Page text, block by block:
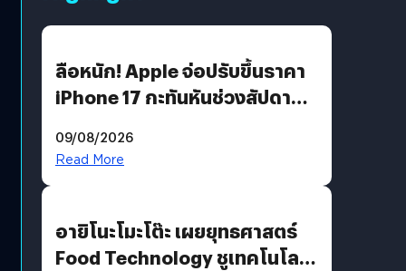
ลือหนัก! Apple จ่อปรับขึ้นราคา
iPhone 17 กะทันหันช่วงสัปดาห์ที่
09/08/2026
Read More
อายิโนะโมะโต๊ะ เผยยุทธศาสตร์
Food Technology ชูเทคโนโลยี